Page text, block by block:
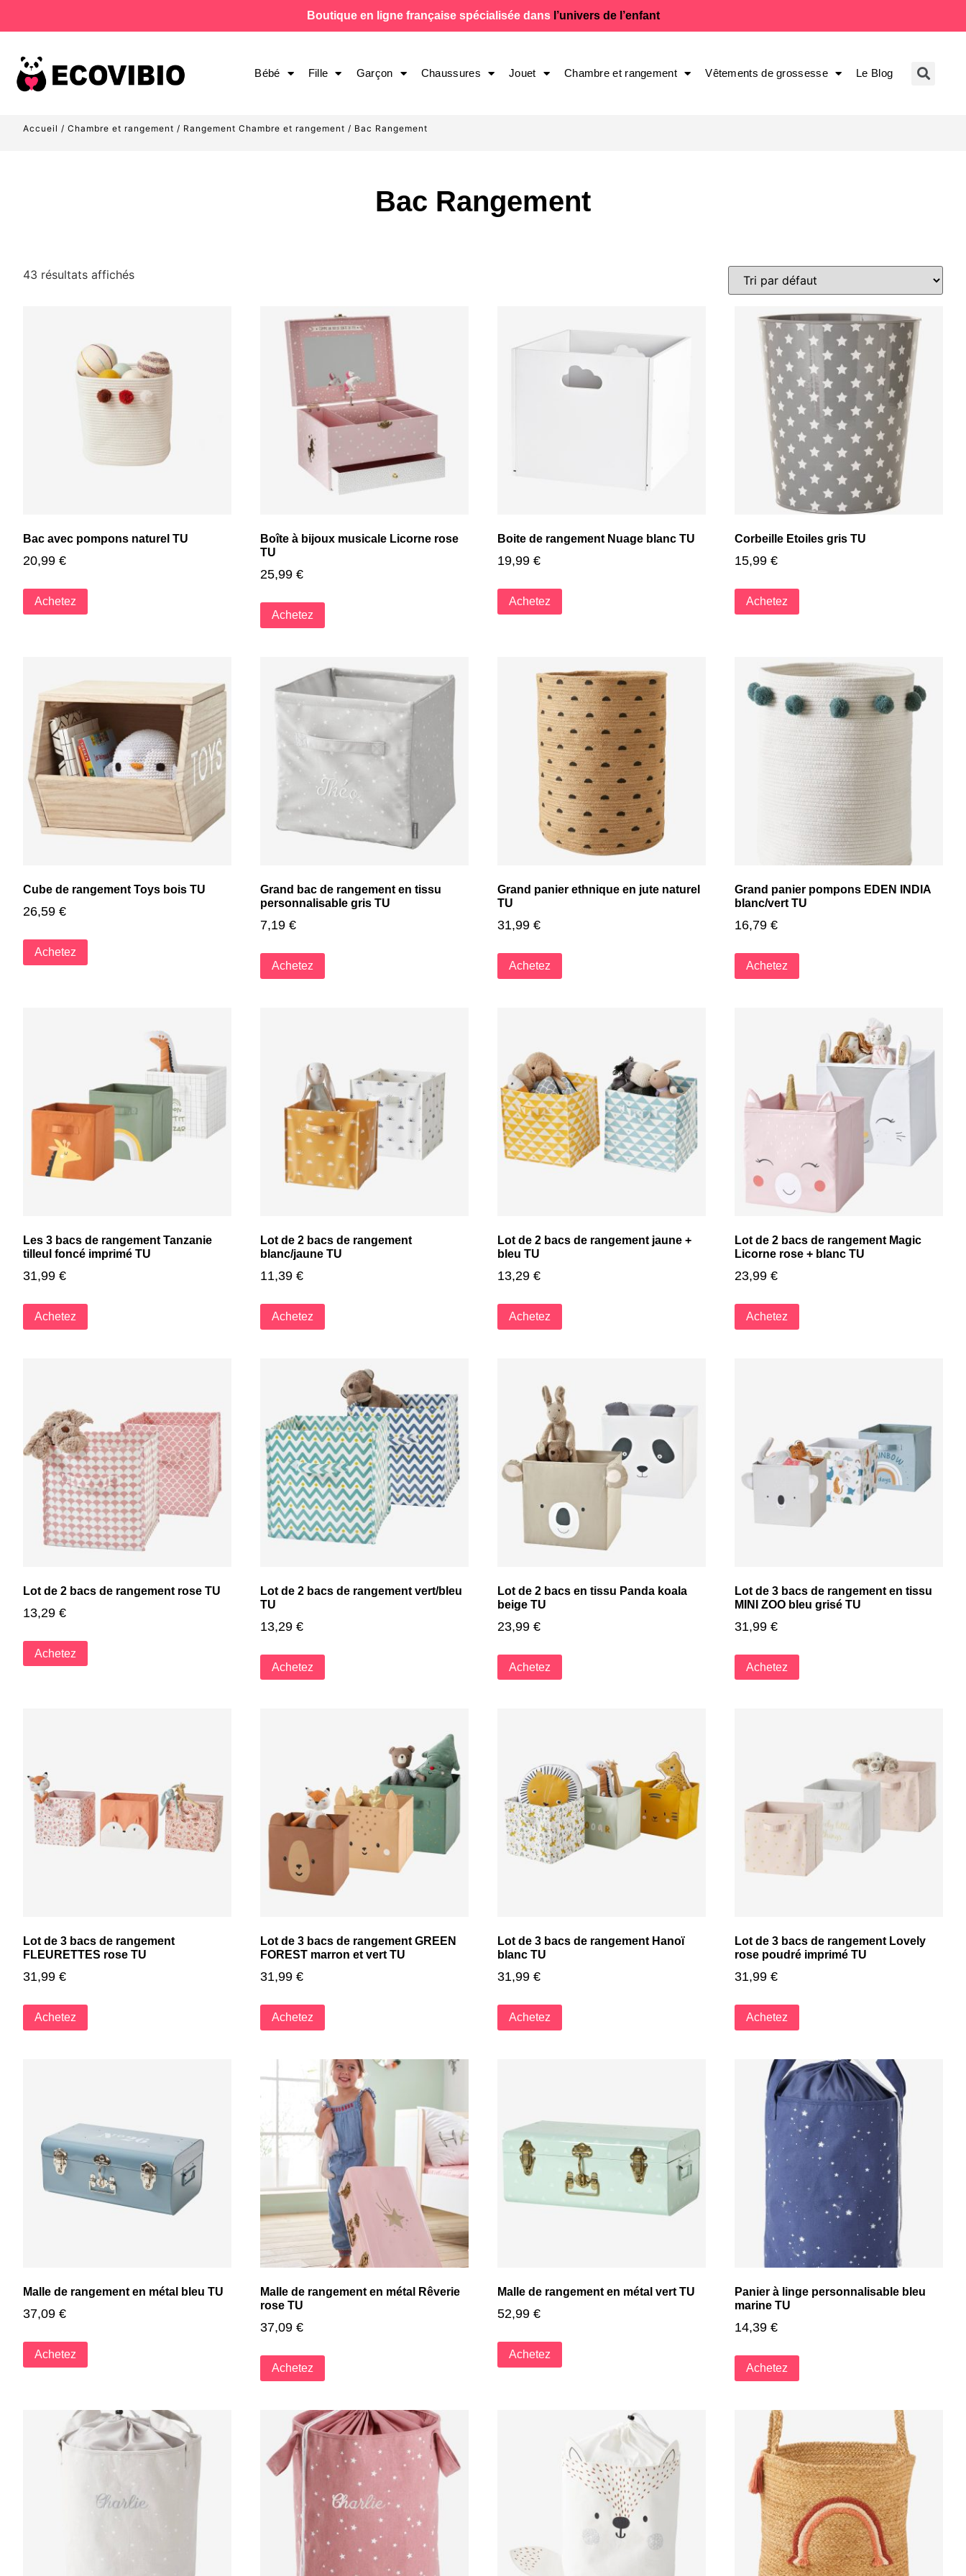
Boutique en ligne française spécialisée dans l’univers de l’enfant
Bébé Fille Garçon Chaussures Jouet Chambre et rangement Vêtements de grossesse Le Blog
Accueil / Chambre et rangement / Rangement Chambre et rangement / Bac Rangement
Bac Rangement
43 résultats affichés
Bac avec pompons naturel TU
20,99 €
Achetez
Boîte à bijoux musicale Licorne rose
TU
25,99 €
Achetez
Boite de rangement Nuage blanc TU
19,99 €
Achetez
Corbeille Etoiles gris TU
15,99 €
Achetez
Cube de rangement Toys bois TU
26,59 €
Achetez
Grand bac de rangement en tissu
personnalisable gris TU
7,19 €
Achetez
Grand panier ethnique en jute naturel
TU
31,99 €
Achetez
Grand panier pompons EDEN INDIA
blanc/vert TU
16,79 €
Achetez
Les 3 bacs de rangement Tanzanie
tilleul foncé imprimé TU
31,99 €
Achetez
Lot de 2 bacs de rangement
blanc/jaune TU
11,39 €
Achetez
Lot de 2 bacs de rangement jaune +
bleu TU
13,29 €
Achetez
Lot de 2 bacs de rangement Magic
Licorne rose + blanc TU
23,99 €
Achetez
Lot de 2 bacs de rangement rose TU
13,29 €
Achetez
Lot de 2 bacs de rangement vert/bleu
TU
13,29 €
Achetez
Lot de 2 bacs en tissu Panda koala
beige TU
23,99 €
Achetez
Lot de 3 bacs de rangement en tissu
MINI ZOO bleu grisé TU
31,99 €
Achetez
Lot de 3 bacs de rangement
FLEURETTES rose TU
31,99 €
Achetez
Lot de 3 bacs de rangement GREEN
FOREST marron et vert TU
31,99 €
Achetez
Lot de 3 bacs de rangement Hanoï
blanc TU
31,99 €
Achetez
Lot de 3 bacs de rangement Lovely
rose poudré imprimé TU
31,99 €
Achetez
Malle de rangement en métal bleu TU
37,09 €
Achetez
Malle de rangement en métal Rêverie
rose TU
37,09 €
Achetez
Malle de rangement en métal vert TU
52,99 €
Achetez
Panier à linge personnalisable bleu
marine TU
14,39 €
Achetez